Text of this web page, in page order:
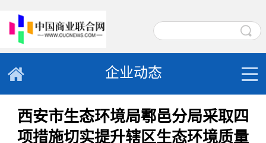
企业动态
西安市生态环境局鄠邑分局采取四
项措施切实提升辖区生态环境质量